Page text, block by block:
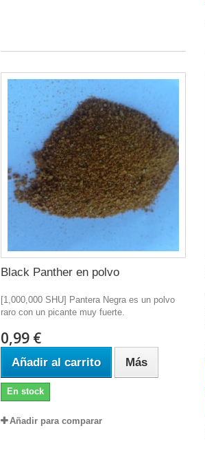
Black Panther en polvo
[1,000,000 SHU] Pantera Negra es un polvo
raro con un picante muy fuerte.
0,99 €
Añadir al carrito Más
En stock
Añadir para comparar